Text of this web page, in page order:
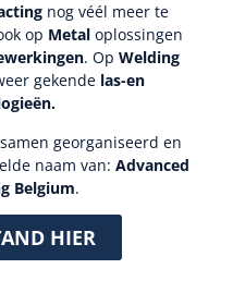
nog véél meer te
op Metaloplossingen
. Op Welding
gekende las-en
georganiseerd en
naam van: Advanced
Belgium.
HIER